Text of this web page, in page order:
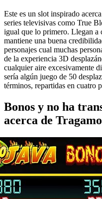
Este es un slot inspirado
series televisivas como True
igual que lo primero. Llegan a
mantiene una buena
personajes cual muchas
de la experiencia 3D
cualquier aire excesivamente
serí­a algún juego de 50
términos, repartidas en cuatro
Bonos y no ha
acerca de